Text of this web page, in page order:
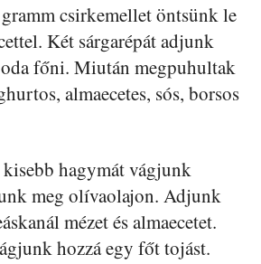
csirkemellet öntsünk le
Két sárgarépát adjunk
főni. Miután megpuhultak
almaecetes, sós, borsos
hagymát vágjunk
meg olívaolajon. Adjunk
mézet és almaecetet.
hozzá egy főt tojást.